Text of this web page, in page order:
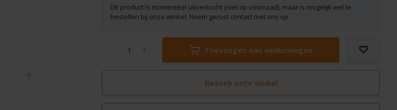
Dit product is momenteel uitverkocht (niet op voorraad), maar is mogelijk wel te
bestellen bij onze winkel. Neem gerust contact met ons op.
Toevoegen aan winkelwagen
Bezoek onze winkel